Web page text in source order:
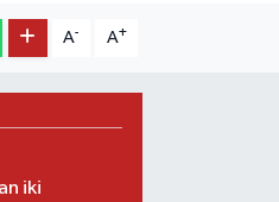
A- A+
iki